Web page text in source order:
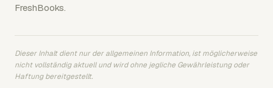
FreshBooks.
Dieser Inhalt dient nur der allgemeinen Information, ist möglicherweise
nicht vollständig aktuell und wird ohne jegliche Gewährleistung oder
Haftung bereitgestellt.